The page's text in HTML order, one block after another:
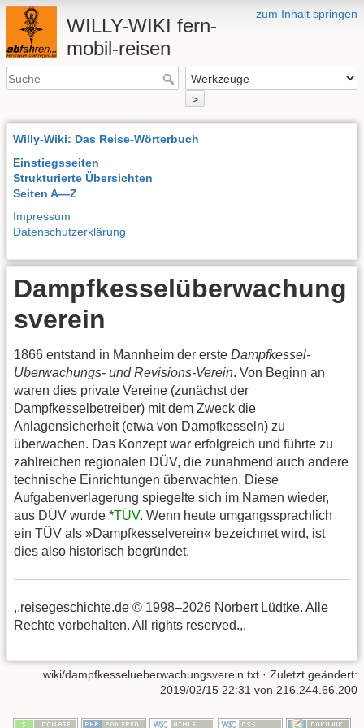
zum Inhalt springen
WILLY-WIKI fern-
mobil-reisen
>
Willy-Wiki: Das Reise-Wörterbuch
Einstiegsseiten
Strukturierte Übersichten
Seiten A—Z
Impressum
Datenschutzerklärung
Dampfkesselüberwachung
sverein
1866 entstand in Mannheim der erste Dampfkessel-
Überwachungs- und Revisions-Verein. Von Beginn an
waren dies private Vereine (zunächst der
Dampfkesselbetreiber) mit dem Zweck die
Anlagensicherheit (etwa von Dampfkesseln) zu
überwachen. Das Konzept war erfolgreich und führte zu
zahlreichen regionalen DÜV, die zunahmend auch andere
technische Einrichtungen überwachten. Diese
Aufgabenverlagerung spiegelte sich im Namen wieder,
aus DÜV wurde *TÜV. Wenn heute umgangssprachlich
ein TÜV als »Dampfkesselverein« bezeichnet wird, ist
dies also historisch begründet.
,,reisegeschichte.de © 1998–2026 Norbert Lüdtke. Alle
Rechte vorbehalten. All rights reserved.,,
wiki/dampfkesselueberwachungsverein.txt · Zuletzt geändert:
2019/02/15 22:31 von 216.244.66.200